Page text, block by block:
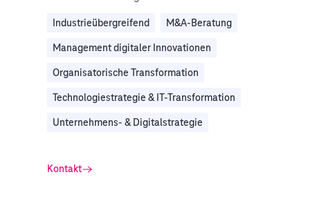
Industrieübergreifend
M&A-Beratung
Management digitaler Innovationen
Organisatorische Transformation
Technologiestrategie & IT-Transformation
Unternehmens- & Digitalstrategie
Kontakt